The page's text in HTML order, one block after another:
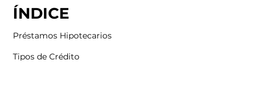
ÍNDICE
Préstamos Hipotecarios
Tipos de Crédito